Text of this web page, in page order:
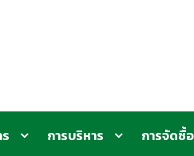
การบริหาร การจัดซื้